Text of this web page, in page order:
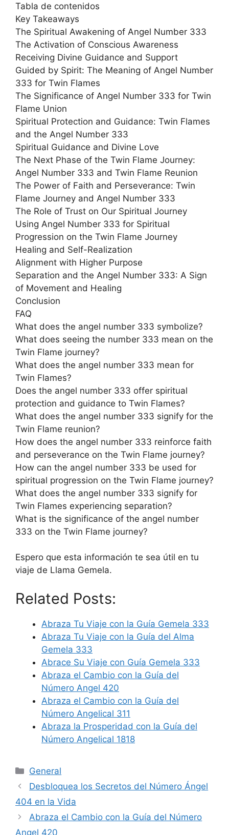
Tabla de contenidos
Key Takeaways
The Spiritual Awakening of Angel Number 333
The Activation of Conscious Awareness
Receiving Divine Guidance and Support
Guided by Spirit: The Meaning of Angel Number
333 for Twin Flames
The Significance of Angel Number 333 for Twin
Flame Union
Spiritual Protection and Guidance: Twin Flames
and the Angel Number 333
Spiritual Guidance and Divine Love
The Next Phase of the Twin Flame Journey:
Angel Number 333 and Twin Flame Reunion
The Power of Faith and Perseverance: Twin
Flame Journey and Angel Number 333
The Role of Trust on Our Spiritual Journey
Using Angel Number 333 for Spiritual
Progression on the Twin Flame Journey
Healing and Self-Realization
Alignment with Higher Purpose
Separation and the Angel Number 333: A Sign
of Movement and Healing
Conclusion
FAQ
What does the angel number 333 symbolize?
What does seeing the number 333 mean on the
Twin Flame journey?
What does the angel number 333 mean for
Twin Flames?
Does the angel number 333 offer spiritual
protection and guidance to Twin Flames?
What does the angel number 333 signify for the
Twin Flame reunion?
How does the angel number 333 reinforce faith
and perseverance on the Twin Flame journey?
How can the angel number 333 be used for
spiritual progression on the Twin Flame journey?
What does the angel number 333 signify for
Twin Flames experiencing separation?
What is the significance of the angel number
333 on the Twin Flame journey?
Espero que esta información te sea útil en tu
viaje de Llama Gemela.
Related Posts:
Abraza Tu Viaje con la Guía Gemela 333
Abraza Tu Viaje con la Guía del Alma
Gemela 333
Abrace Su Viaje con Guía Gemela 333
Abraza el Cambio con la Guía del
Número Angel 420
Abraza el Cambio con la Guía del
Número Angelical 311
Abraza la Prosperidad con la Guía del
Número Angelical 1818
Categories
General
Desbloquea los Secretos del Número Ángel
404 en la Vida
Abraza el Cambio con la Guía del Número
Angel 420